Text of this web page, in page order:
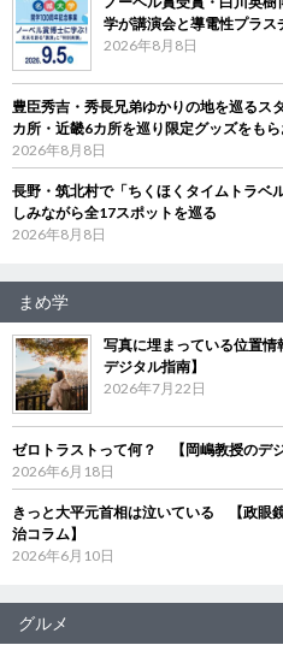
学が講演会と導電性プラ
2026年8月8日
豊臣秀吉・秀長兄弟ゆかりの地を巡る
カ所・近畿6カ所を巡り限定グッズをもら
2026年8月8日
長野・筑北村で「ちくほくタイムトラベ
しみながら全17スポットを巡る
2026年8月8日
まめ学
写真に埋まっている位置
デジタル指南】
2026年7月22日
ゼロトラストって何？ 【岡嶋教授のデジ
2026年6月18日
きっと大平元首相は泣いている 【政眼
治コラム】
2026年6月10日
グルメ